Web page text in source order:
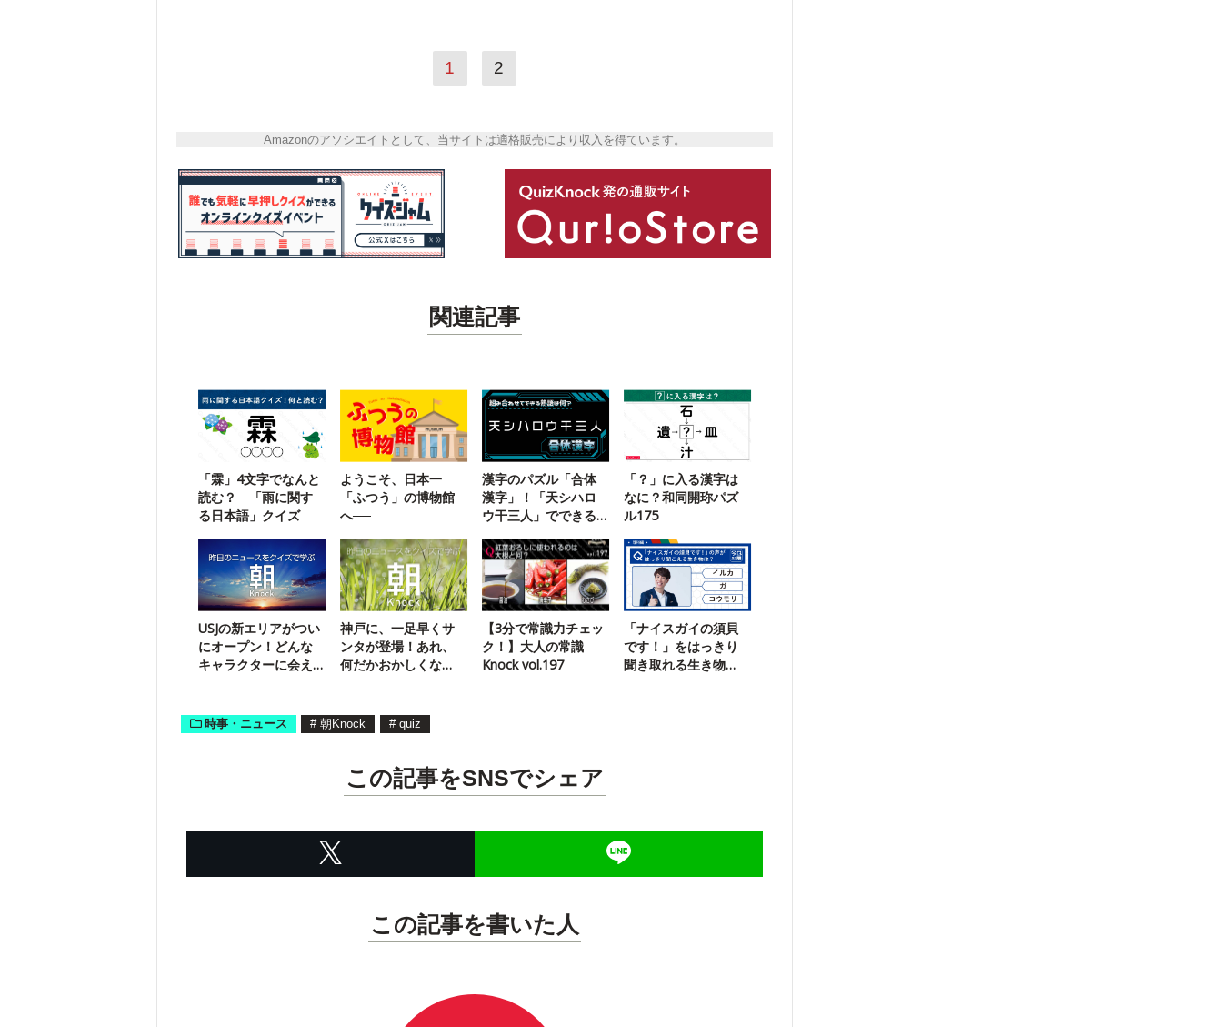
1 2
Amazonのアソシエイトとして、当サイトは適格販売により収入を得ています。
関連記事
「霖」4文字でなんと
読む？ 「雨に関す
る日本語」クイズ
ようこそ、日本一
「ふつう」の博物館
へ──
漢字のパズル「合体
漢字」！「天シハロ
ウ干三人」でできる
「？」に入る漢字は
なに？和同開珎パズ
ル175
USJの新エリアがつい
にオープン！どんな
キャラクターに会え
神戸に、一足早くサ
ンタが登場！あれ、
何だかおかしくな
【3分で常識力チェッ
ク！】大人の常識
Knock vol.197
「ナイスガイの須貝
です！」をはっきり
聞き取れる生き物
時事・ニュース # 朝Knock # quiz
この記事をSNSでシェア
この記事を書いた人